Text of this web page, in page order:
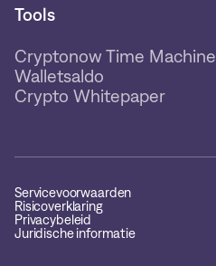
Tools
Cryptonow Time Machine
Walletsaldo
Crypto Whitepaper
Servicevoorwaarden
Risicoverklaring
Privacybeleid
Juridische informatie